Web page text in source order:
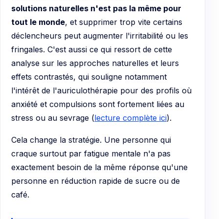
solutions naturelles n'est pas la même pour
tout le monde, et supprimer trop vite certains
déclencheurs peut augmenter l'irritabilité ou les
fringales. C'est aussi ce qui ressort de cette
analyse sur les approches naturelles et leurs
effets contrastés, qui souligne notamment
l'intérêt de l'auriculothérapie pour des profils où
anxiété et compulsions sont fortement liées au
stress ou au sevrage (lecture complète ici).
Cela change la stratégie. Une personne qui
craque surtout par fatigue mentale n'a pas
exactement besoin de la même réponse qu'une
personne en réduction rapide de sucre ou de
café.